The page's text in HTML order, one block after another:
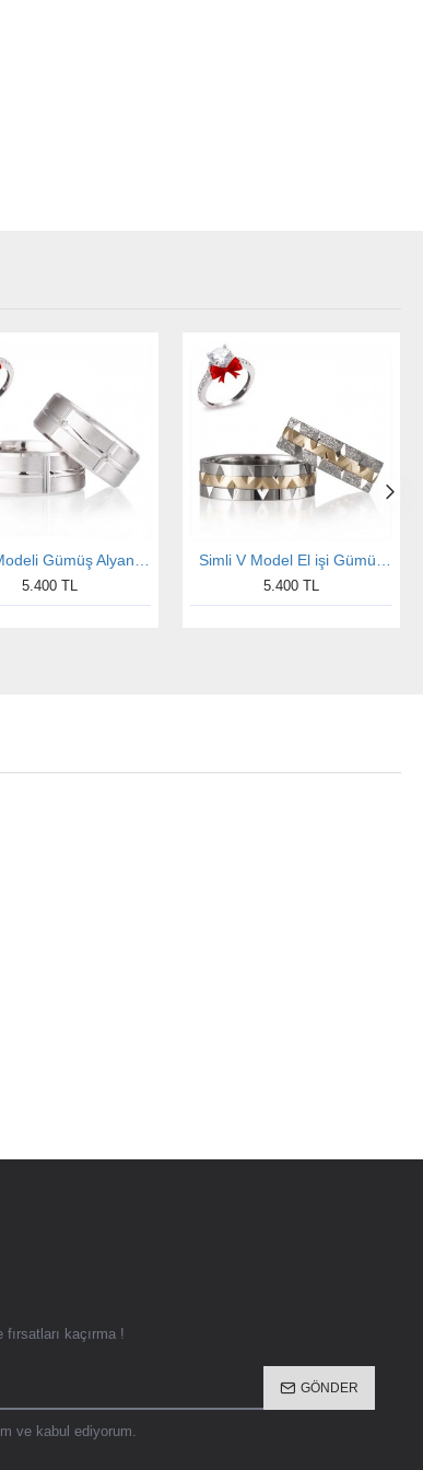
Lale Modeli Gümüş Alyans Çifti
5.400 TL
Simli V Model El işi Gümüş Alyans Çifti
5.400 TL
kaçırma !
GÖNDER
ve kabul ediyorum.